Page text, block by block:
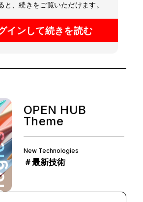
と、続きをご覧いただけます。
インして続きを読む
OPEN HUB
Theme
New Technologies
＃最新技術